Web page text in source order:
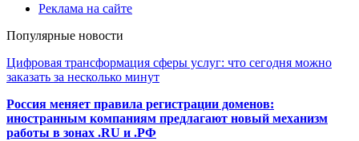
Реклама на сайте
Популярные новости
Цифровая трансформация сферы услуг: что сегодня можно
заказать за несколько минут
Россия меняет правила регистрации доменов:
иностранным компаниям предлагают новый механизм
работы в зонах .RU и .РФ